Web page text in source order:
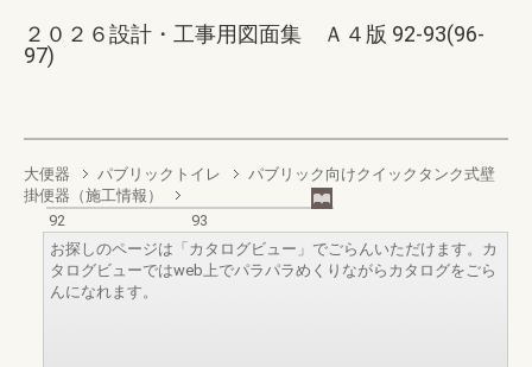
２０２６設計・工事用図面集 Ａ４版 92-93(96-
97)
大便器 パブリックトイレ
パブリック向けクイックタンク式壁
掛便器（施工情報）
92
93
お探しのページは「カタログビュー」でごらんいただけます。カ
タログビューではweb上でパラパラめくりながらカタログをごら
んになれます。